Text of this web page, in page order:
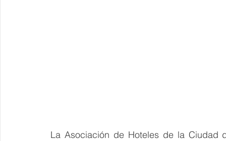
La Asociación de Hoteles de la Ciudad